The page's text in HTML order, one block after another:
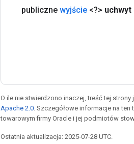
publiczne wyjście <?> uchwyt
O ile nie stwierdzono inaczej, treść tej strony
Apache 2.0 . Szczegółowe informacje na ten
towarowym firmy Oracle i jej podmiotów
Ostatnia aktualizacja: 2025-07-28 UTC.